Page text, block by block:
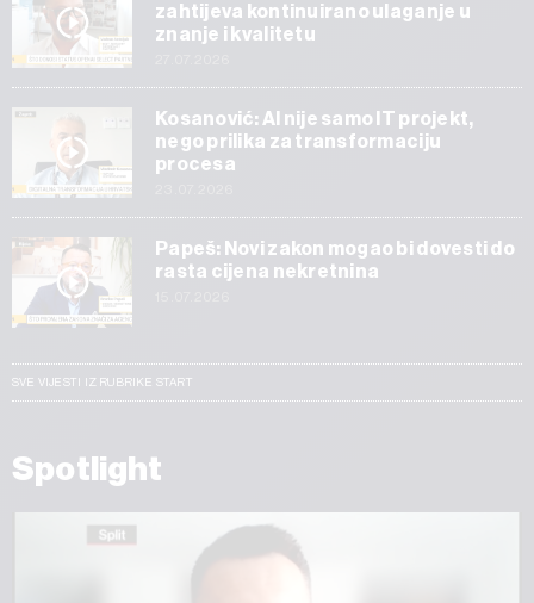
zahtijeva kontinuirano ulaganje u
znanje i kvalitetu
Kosanović: AI nije samo IT projekt,
nego prilika za transformaciju
procesa
Papeš: Novi zakon mogao bi dovesti do
rasta cijena nekretnina
SVE VIJESTI IZ RUBRIKE START
Spotlight